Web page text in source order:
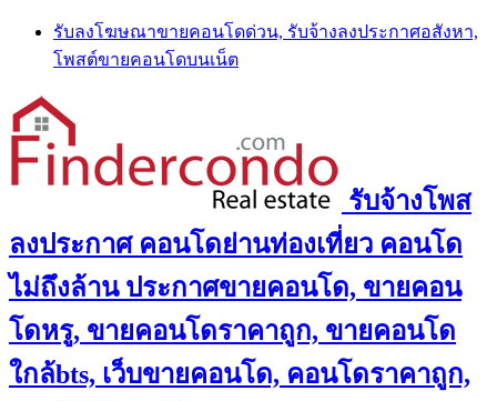
Skip
content
รับลงโฆษณาขายคอนโดด่วน, รับจ้างลงประกาศอสังหา,
โพสต์ขายคอนโดบนเน็ต
รับจ้างโพส
ลงประกาศ คอนโดย่านท่องเที่ยว คอนโด
ไม่ถึงล้าน ประกาศขายคอนโด, ขายคอน
โดหรู, ขายคอนโดราคาถูก, ขายคอนโด
ใกล้bts, เว็บขายคอนโด, คอนโดราคาถูก,